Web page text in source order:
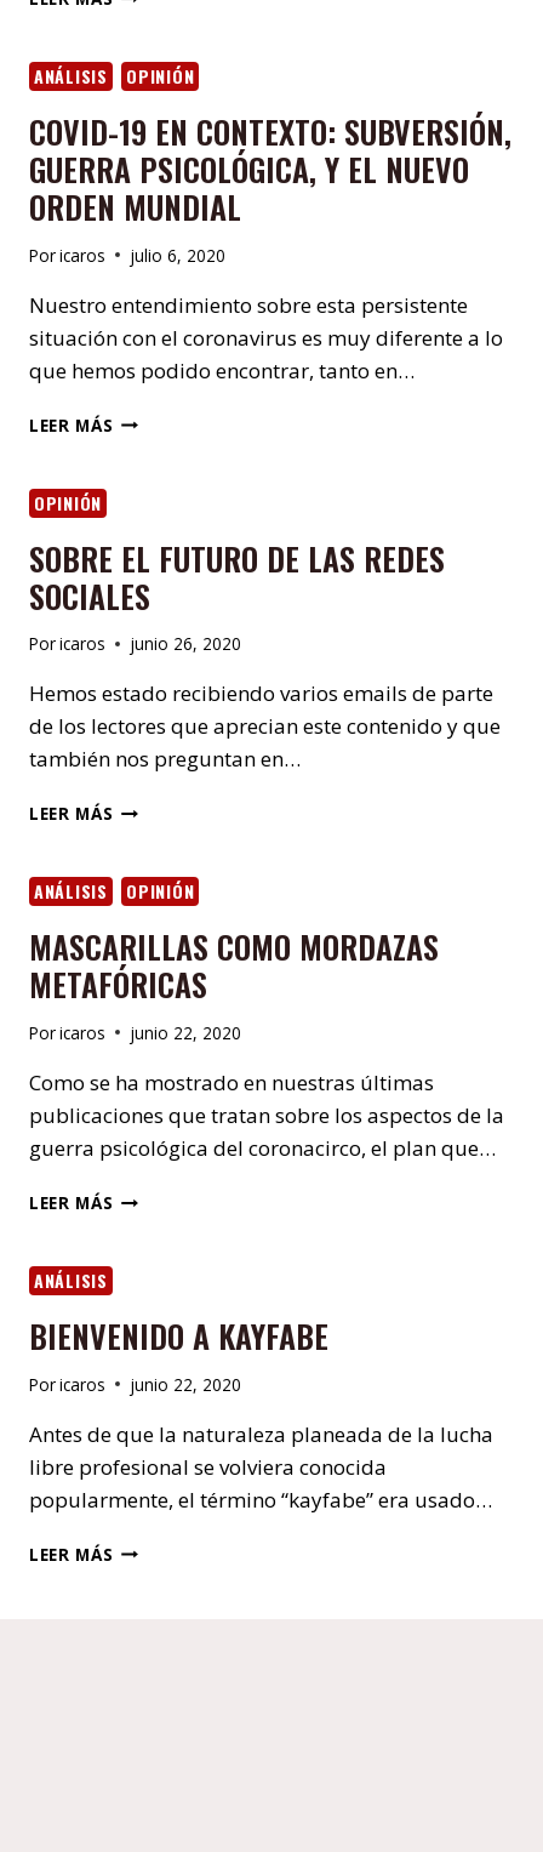
CONCIENCIA
ANÁLISIS OPINIÓN
COVID-19 EN CONTEXTO: SUBVERSIÓN,
GUERRA PSICOLÓGICA, Y EL NUEVO
ORDEN MUNDIAL
Poricaros julio 6, 2020
Nuestro entendimiento sobre esta persistente
situación con el coronavirus es muy diferente a lo
que hemos podido encontrar, tanto en…
LEER MÁS COVID-
GUERRA
PSICOLÓGICA,
NUEVO
MUNDIAL
OPINIÓN
SOBRE EL FUTURO DE LAS REDES
SOCIALES
Poricaros junio 26, 2020
Hemos estado recibiendo varios emails de parte
de los lectores que aprecian este contenido y que
también nos preguntan en…
LEER MÁS SOBRE
DE
LAS
REDES
SOCIALES
ANÁLISIS OPINIÓN
MASCARILLAS COMO MORDAZAS
METAFÓRICAS
Poricaros junio 22, 2020
Como se ha mostrado en nuestras últimas
publicaciones que tratan sobre los aspectos de la
guerra psicológica del coronacirco, el plan que…
LEER MÁS MASCARILLAS
METAFÓRICAS
ANÁLISIS
BIENVENIDO A KAYFABE
Poricaros junio 22, 2020
Antes de que la naturaleza planeada de la lucha
libre profesional se volviera conocida
popularmente, el término “kayfabe” era usado…
LEER MÁS BIENVENIDO